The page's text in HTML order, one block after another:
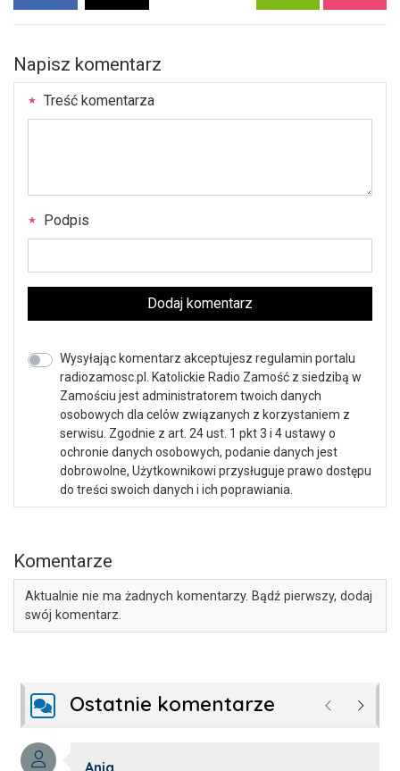
Napisz komentarz
Treść komentarza
Podpis
Dodaj komentarz
Wysyłając komentarz akceptujesz regulamin portalu
radiozamosc.pl. Katolickie Radio Zamość z siedzibą w
Zamościu jest administratorem twoich danych
osobowych dla celów związanych z korzystaniem z
serwisu. Zgodnie z art. 24 ust. 1 pkt 3 i 4 ustawy o
ochronie danych osobowych, podanie danych jest
dobrowolne, Użytkownikowi przysługuje prawo dostępu
do treści swoich danych i ich poprawiania.
Komentarze
Aktualnie nie ma żadnych komentarzy. Bądź pierwszy, dodaj
swój komentarz.
Ostatnie komentarze Poprzednie
Autor komentarza:
Ania